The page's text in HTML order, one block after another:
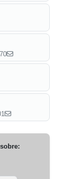
sobre: